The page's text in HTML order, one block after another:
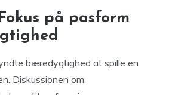
på pasform
bæredygtighed at spille en
Diskussionen om